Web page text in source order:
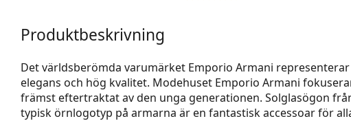
Produktbeskrivning
Det världsberömda varumärket Emporio Armani
elegans och hög kvalitet. Modehuset Emporio Armani
främst eftertraktat av den unga generationen. Solglasögon
typisk örnlogotyp på armarna är en fantastisk accessoar för